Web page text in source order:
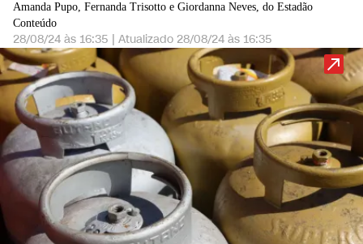
Amanda Pupo, Fernanda Trisotto e Giordanna Neves, do Estadão
Conteúdo
28/08/24 às 16:35 | Atualizado 28/08/24 às 16:35